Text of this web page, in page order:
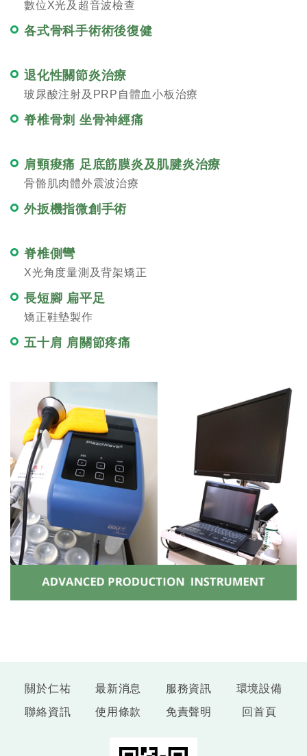
數位X光及超音波檢查
各式骨科手術術後復健
退化性關節炎治療
玻尿酸注射及PRP自體血小板治療
脊椎骨刺 坐骨神經痛
肩頸痠痛 足底筋膜炎及肌腱炎治療
骨骼肌肉體外震波治療
外扳機指微創手術
脊椎側彎
X光角度量測及背架矯正
長短腳 扁平足
矯正鞋墊製作
五十肩 肩關節疼痛
關於仁祐 最新消息 服務資訊
環境設備
聯絡資訊
使用條款 免責聲明 回首頁